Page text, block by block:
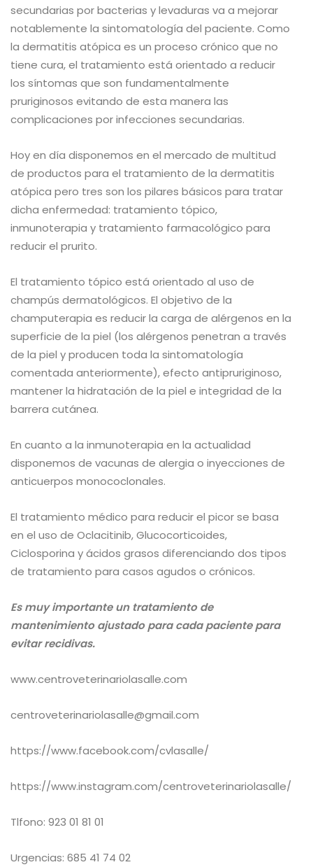
secundarias por bacterias y levaduras va a mejorar
notablemente la sintomatología del paciente. Como
la dermatitis atópica es un proceso crónico que no
tiene cura, el tratamiento está orientado a reducir
los síntomas que son fundamentalmente
pruriginosos evitando de esta manera las
complicaciones por infecciones secundarias.
Hoy en día disponemos en el mercado de multitud
de productos para el tratamiento de la dermatitis
atópica pero tres son los pilares básicos para tratar
dicha enfermedad: tratamiento tópico,
inmunoterapia y tratamiento farmacológico para
reducir el prurito.
El tratamiento tópico está orientado al uso de
champús dermatológicos. El objetivo de la
champuterapia es reducir la carga de alérgenos en la
superficie de la piel (los alérgenos penetran a través
de la piel y producen toda la sintomatología
comentada anteriormente), efecto antipruriginoso,
mantener la hidratación de la piel e integridad de la
barrera cutánea.
En cuanto a la inmunoterapia en la actualidad
disponemos de vacunas de alergia o inyecciones de
anticuerpos monococlonales.
El tratamiento médico para reducir el picor se basa
en el uso de Oclacitinib, Glucocorticoides,
Ciclosporina y ácidos grasos diferenciando dos tipos
de tratamiento para casos agudos o crónicos.
Es muy importante un tratamiento de
mantenimiento ajustado para cada paciente para
evitar recidivas.
www.centroveterinariolasalle.com
centroveterinariolasalle@gmail.com
https://www.facebook.com/cvlasalle/
https://www.instagram.com/centroveterinariolasalle/
Tlfono: 923 01 81 01
Urgencias: 685 41 74 02